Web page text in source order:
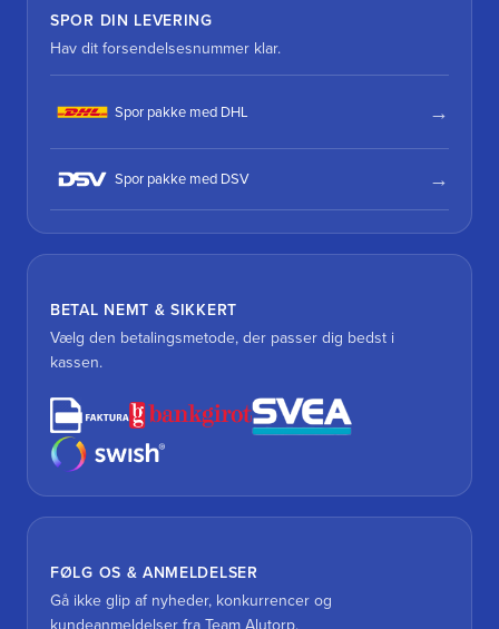
SPOR DIN LEVERING
Hav dit forsendelsesnummer klar.
Spor pakke med DHL
Spor pakke med DSV
BETAL NEMT & SIKKERT
Vælg den betalingsmetode, der passer dig bedst i
kassen.
FØLG OS & ANMELDELSER
Gå ikke glip af nyheder, konkurrencer og
kundeanmeldelser fra Team Alutorp.